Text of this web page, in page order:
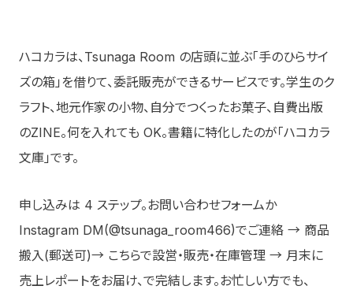
Contact お問い合わせ→
ハコカラは、Tsunaga Room の店頭に並ぶ「手のひらサイ
ズの箱」を借りて、委託販売ができるサービスです。学生のク
ラフト、地元作家の小物、自分でつくったお菓子、自費出版
のZINE。何を入れても OK。書籍に特化したのが「ハコカラ
文庫」です。
申し込みは 4 ステップ。お問い合わせフォームか
Instagram DM(@tsunaga_room466)でご連絡 → 商品
搬入(郵送可)→ こちらで設営・販売・在庫管理 → 月末に
売上レポートをお届け、で完結します。お忙しい方でも、